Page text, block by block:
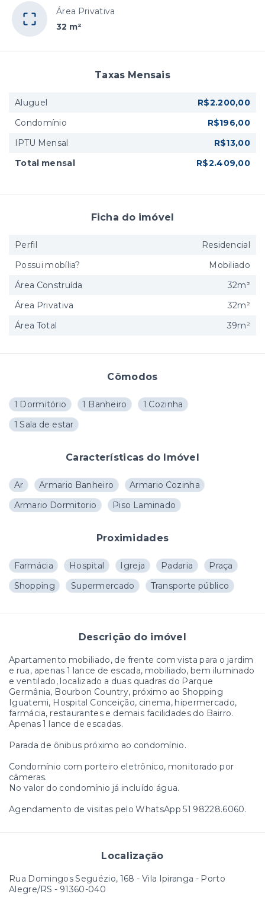
Área Privativa
32 m²
Cômodos
1 Dormitório 1 Banheiro
1 Cozinha
1 Sala de estar
Características do Imóvel
Ar Armario Banheiro
Armario Cozinha
Armario Dormitorio
Piso Laminado
Proximidades
Farmácia Hospital Igreja Padaria
Praça
Shopping
Supermercado Transporte público
Descrição do imóvel
Apartamento mobiliado, de frente com vista para o jardim
e rua, apenas 1 lance de escada, mobiliado, bem iluminado
e ventilado, localizado a duas quadras do Parque
Germânia, Bourbon Country, próximo ao Shopping
Iguatemi, Hospital Conceição, cinema, hipermercado,
farmácia, restaurantes e demais facilidades do Bairro.
Apenas 1 lance de escadas.
Parada de ônibus próximo ao condomínio.
Condomínio com porteiro eletrônico, monitorado por
câmeras.
No valor do condomínio já incluído água.
Agendamento de visitas pelo WhatsApp 51 98228.6060.
Localização
Rua Domingos Seguézio, 168 - Vila Ipiranga - Porto
Alegre/RS - 91360-040
Taxas Mensais
Aluguel
R$2.200,00
Condomínio
R$196,00
IPTU Mensal
R$13,00
Total mensal
R$2.409,00
Ficha do imóvel
Perfil
Residencial
Possui mobília?
Mobiliado
Área Construída
32m²
Área Privativa
32m²
Área Total
39m²